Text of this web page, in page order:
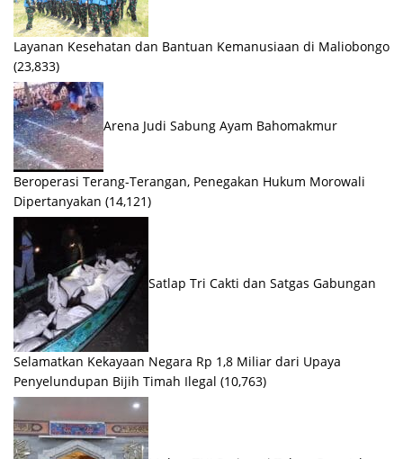
Layanan Kesehatan dan Bantuan Kemanusiaan di Maliobongo
(23,833)
Arena Judi Sabung Ayam Bahomakmur
Beroperasi Terang-Terangan, Penegakan Hukum Morowali
Dipertanyakan (14,121)
Satlap Tri Cakti dan Satgas Gabungan
Selamatkan Kekayaan Negara Rp 1,8 Miliar dari Upaya
Penyelundupan Bijih Timah Ilegal (10,763)